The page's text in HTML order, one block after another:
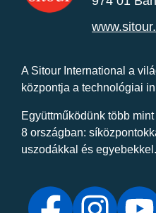
A Sitour International a
központja a technológiai
Együttműködünk több
8 országban:
uszodákkal és egyebekkel.